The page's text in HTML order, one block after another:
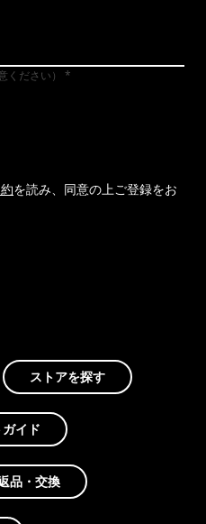
ださい）
を読み、同意の上ご登録をお
ストアを探す
イド
品・交換